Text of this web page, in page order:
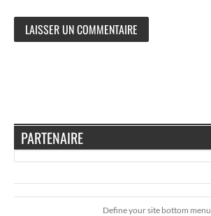
PARTENAIRE
Define your site bottom menu